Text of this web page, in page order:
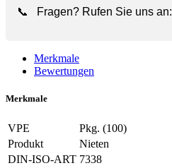
📞
Fragen? Rufen Sie uns an:
Merkmale
Bewertungen
Merkmale
VPE
Pkg. (100)
Produkt
Nieten
DIN-ISO-ART 7338